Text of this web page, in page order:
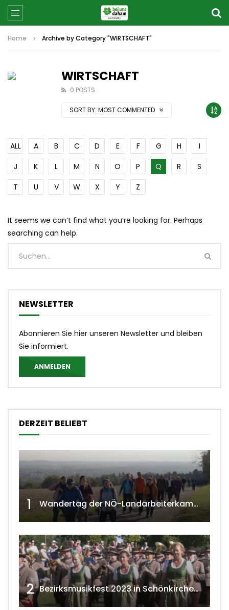
Home Archive by Category "WIRTSCHAFT"
WIRTSCHAFT
0 POSTS
SORT BY: MOST COMMENTED
ALL A B C D E F G H
I
J
K L M N O P Q R
S
T
U V W X Y Z
It seems we can’t find what you’re looking for. Perhaps
searching can help.
NEWSLETTER
Abonnieren Sie hier unseren Newsletter und bleiben
Sie informiert.
ANMELDEN
DERZEIT BELIEBT
1 Wandertag der NÖ-Landarbeiterkammer in Hollabrunn 2024
2 Bezirksmusikfest 2023 in Schönkirchen-Reyersdorf